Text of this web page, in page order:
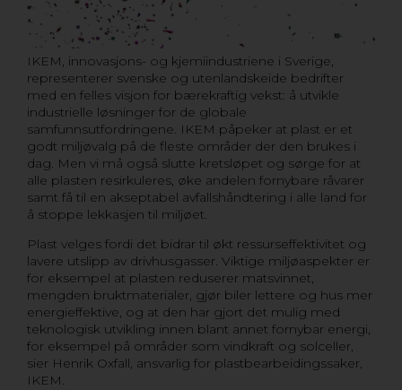
IKEM, innovasjons- og kjemiindustriene i Sverige,
representerer svenske og utenlandskeide bedrifter
med en felles visjon for bærekraftig vekst: å utvikle
industrielle løsninger for de globale
samfunnsutfordringene. IKEM påpeker at plast er et
godt miljøvalg på de fleste områder der den brukes i
dag. Men vi må også slutte kretsløpet og sørge for at
alle plasten resirkuleres, øke andelen fornybare råvarer
samt få til en akseptabel avfallshåndtering i alle land for
å stoppe lekkasjen til miljøet.
Plast velges fordi det bidrar til økt ressurseffektivitet og
lavere utslipp av drivhusgasser. Viktige miljøaspekter er
for eksempel at plasten reduserer matsvinnet,
mengden bruktmaterialer, gjør biler lettere og hus mer
energieffektive, og at den har gjort det mulig med
teknologisk utvikling innen blant annet fornybar energi,
for eksempel på områder som vindkraft og solceller,
sier Henrik Oxfall, ansvarlig for plastbearbeidingssaker,
IKEM.